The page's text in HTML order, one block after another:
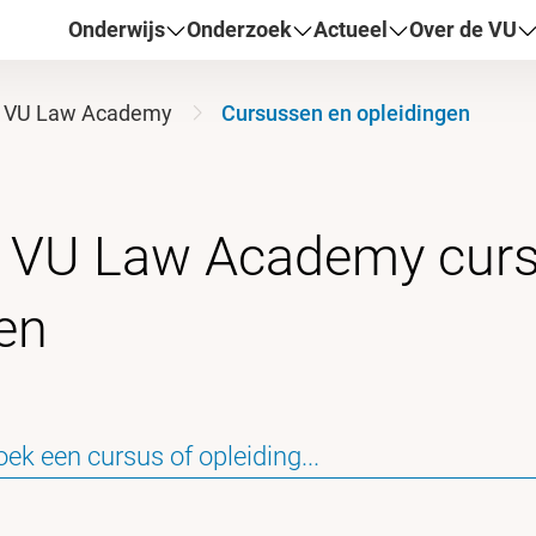
Onderwijs Onderzoek Actueel Over de VU
VU Law Academy Cursussen en opleidingen
Law Academy